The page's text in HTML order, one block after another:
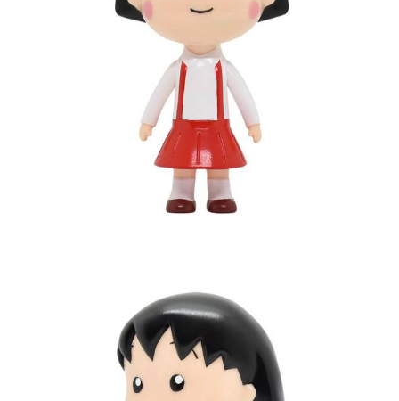
1.本服務係由「台灣大哥大股份有限公司」（以下簡稱本公司）所提供，讓
用戶於交易時，得透過本服務購買商品或服務，並由商店將買賣／分期付款
買賣價金債權讓與本公司後，依約使用本公司帳單繳交帳款。
2.基於同意付款使用「大哥付你分期」之契約關係目的，商店將以您的個人
資料（包含姓名、電話或地址）提供予台灣大哥大進項蒐集、處理及利用，
由本公司與您本人進行分期帳單所需資料之確認、核對及更正。
3.完整用戶服務條款，請詳閱以下連結：
https://oppay.tw/userRule
預購-付款後7-11取貨(舊)
每筆NT$90，滿NT$3,000(含以上)免運費
每筆NT$120，滿NT$3,000(含以上)免運費
每筆NT$160，滿NT$3,000(含以上)免運費
東海門市自取，需自備購物袋取貨唷。